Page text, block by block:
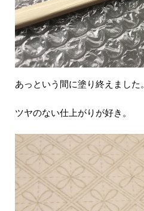
あっという間に塗り終えました。
ツヤのない仕上がりが好き。